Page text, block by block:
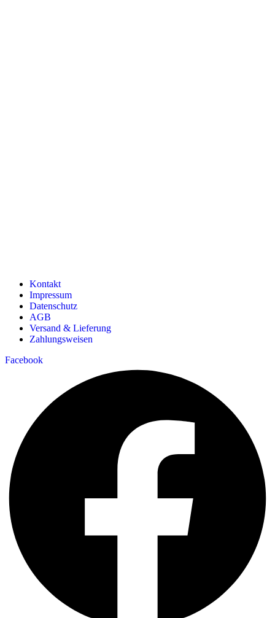
Kontakt
Impressum
Datenschutz
AGB
Versand & Lieferung
Zahlungsweisen
Facebook